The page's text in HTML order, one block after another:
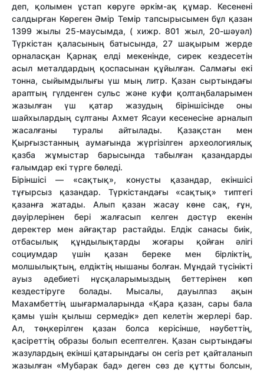
деп, қолымен ұстап көруге әркім-ақ құмар. Кесенені
салдырған Көреген Әмір Темір тапсырысымен бұл қазан
1399 жылы 25-маусымда, ( хижр. 801 жыл, 20-шәуәл)
Түркістан қаласының батысында, 27 шақырым жерде
орналасқан Қарнақ елді мекенінде, сирек кездесетін
асыл металдардың қоспасынан құйылған. Салмағы екі
тонна, сыйымдылығы үш мың литр. Қазан сыртындағы
араптың гүлденген сульс және куфи қолтаңбаларымен
жазылған үш қатар жазудың біріншісінде оны
шайхылардың сұлтаны Ахмет Ясауи кесенесіне арналып
жасалғаны туралы айтылады. Қазақстан мен
Қырғызстанның аумағында жүргізілген археологиялық
қазба жұмыстар барысында табылған қазандарды
ғалымдар екі түрге бөледі.
Біріншісі — «сақтық», конусты қазандар, екіншісі
тұғырсыз қазандар. Түркістандағы «сақтық» типтегі
қазанға жатады. Алып қазан жасау көне сақ, ғұн,
дәуірлерінен бері жалғасып келген дәстүр екенін
деректер мен айғақтар растайды. Елдік санасы биік,
отбасылық құндылықтарды жоғары қойған әлігі
социумдар үшін қазан береке мен бірліктің,
молшылықтың, елдіктің нышаны болған. Мұндай түсінікті
ауыз әдебиеті нұсқаларымыздың беттерінен көп
кездестіруге болады. Мысалы, дауылпаз ақын
Махамбеттің шығармаларында «Қара қазан, сары бала
қамы үшін қылыш сермедік» деп келетін жерлері бар.
Ал, төңкерілген қазан болса керісінше, нәубеттің,
қасіреттің образы болып есептелген. Қазан сыртындағы
жазулардың екінші қатарындағы он сегіз рет қайталанып
жазылған «Мубарак бад» деген сөз де құтты болсын,